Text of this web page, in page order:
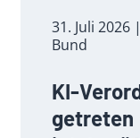
31. Juli 2026
Bund
KI-
getreten